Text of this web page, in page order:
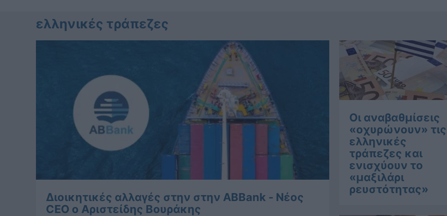
ελληνικές τράπεζες
Διοικητικές αλλαγές στην στην ABBank - Νέος
CEO ο Αριστείδης Βουράκης
Οι αναβαθμίσεις
«οχυρώνουν» τις
ελληνικές
τράπεζες και
ενισχύουν το
«μαξιλάρι
ρευστότητας»